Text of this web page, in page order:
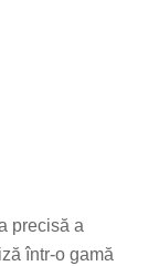
precisă a
într-o gamă